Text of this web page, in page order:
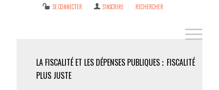
SE CONNECTER S’INSCRIRE RECHERCHER
LA FISCALITÉ ET LES DÉPENSES PUBLIQUES
FISCALITÉ
PLUS JUSTE